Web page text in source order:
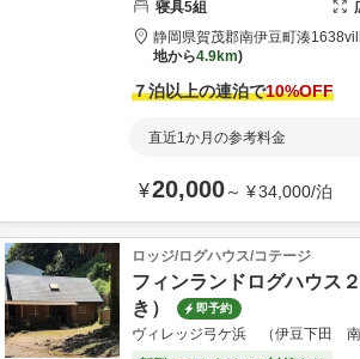
寝具5組
静岡県賀茂郡南伊豆町湊1638
地から4.9km
７泊以上の連泊で10%OFF
直近1か月の参考料金
¥20,000～ ¥34,000/泊
ロッジ/ログハウス/コテージ
フィンランドログハウス
き）
即予約
ヴィレッジ弓ケ浜 （伊豆下田 南